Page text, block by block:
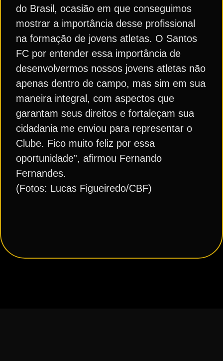
do Brasil, ocasião em que conseguimos
mostrar a importância desse profissional
na formação de jovens atletas. O Santos
FC por entender essa importância de
desenvolvermos nossos jovens atletas não
apenas dentro de campo, mas sim em sua
maneira integral, com aspectos que
garantam seus direitos e fortaleçam sua
cidadania me enviou para representar o
Clube. Fico muito feliz por essa
oportunidade”, afirmou Fernando
Fernandes.
(Fotos: Lucas Figueiredo/CBF)